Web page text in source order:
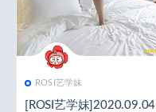
ROSI艺学妹
[ROSI艺学妹]2020.09.04